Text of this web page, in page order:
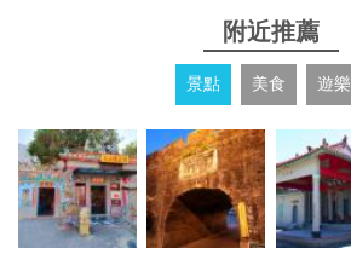
2024-12-16 16:11:15
旅店主人友善親切，環境整潔乾
離，加大的床軟硬適中讓我睡的
薦。
附近推薦
景點 美食 遊樂